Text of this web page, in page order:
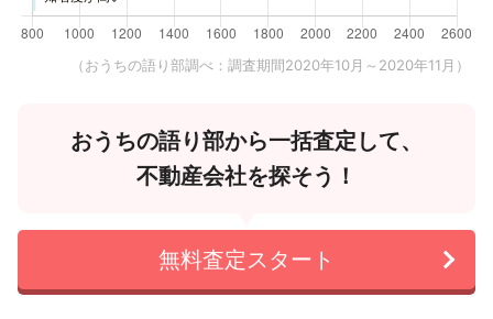
（おうちの語り部調べ：調査期間2020年10月～2020年11月）
おうちの語り部から一括査定して、
不動産会社を探そう！
無料査定スタート